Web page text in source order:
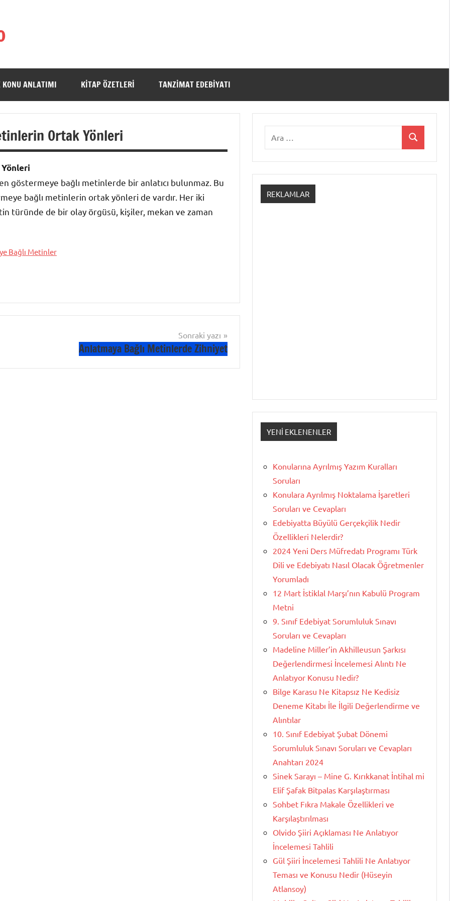
KONU ANLATIMI KITAP ÖZETLERI TANZIMAT EDEBIYATI
Ortak Yönleri
göstermeye bağlı metinlerde bir anlatıcı bulunmaz. Bu
bağlı metinlerin ortak yönleri de vardır. Her iki
türünde de bir olay örgüsü, kişiler, mekan ve zaman
Bağlı Metinler
Sonraki yazı
Anlatmaya Bağlı Metinlerde Zihniyet
Ara
REKLAMLAR
YENI EKLENENLER
Konularına Ayrılmış Yazım Kuralları
Soruları
Konulara Ayrılmış Noktalama İşaretleri
Soruları ve Cevapları
Edebiyatta Büyülü Gerçekçilik Nedir
Özellikleri Nelerdir?
2024 Yeni Ders Müfredatı Programı Türk
Dili ve Edebiyatı Nasıl Olacak Öğretmenler
Yorumladı
12 Mart İstiklal Marşı’nın Kabulü Program
Metni
9. Sınıf Edebiyat Sorumluluk Sınavı
Soruları ve Cevapları
Madeline Miller’in Akhilleusun Şarkısı
Değerlendirmesi İncelemesi Alıntı Ne
Anlatıyor Konusu Nedir?
Bilge Karasu Ne Kitapsız Ne Kedisiz
Deneme Kitabı İle İlgili Değerlendirme ve
Alıntılar
10. Sınıf Edebiyat Şubat Dönemi
Sorumluluk Sınavı Soruları ve Cevapları
Anahtarı 2024
Sinek Sarayı – Mine G. Kırıkkanat İntihal mi
Elif Şafak Bitpalas Karşılaştırması
Sohbet Fıkra Makale Özellikleri ve
Karşılaştırılması
Olvido Şiiri Açıklaması Ne Anlatıyor
İncelemesi Tahlili
Gül Şiiri İncelemesi Tahlili Ne Anlatıyor
Teması ve Konusu Nedir (Hüseyin
Atlansoy)